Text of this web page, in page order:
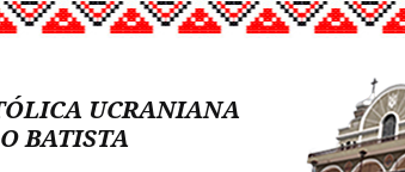
UCRANIANA
BATISTA